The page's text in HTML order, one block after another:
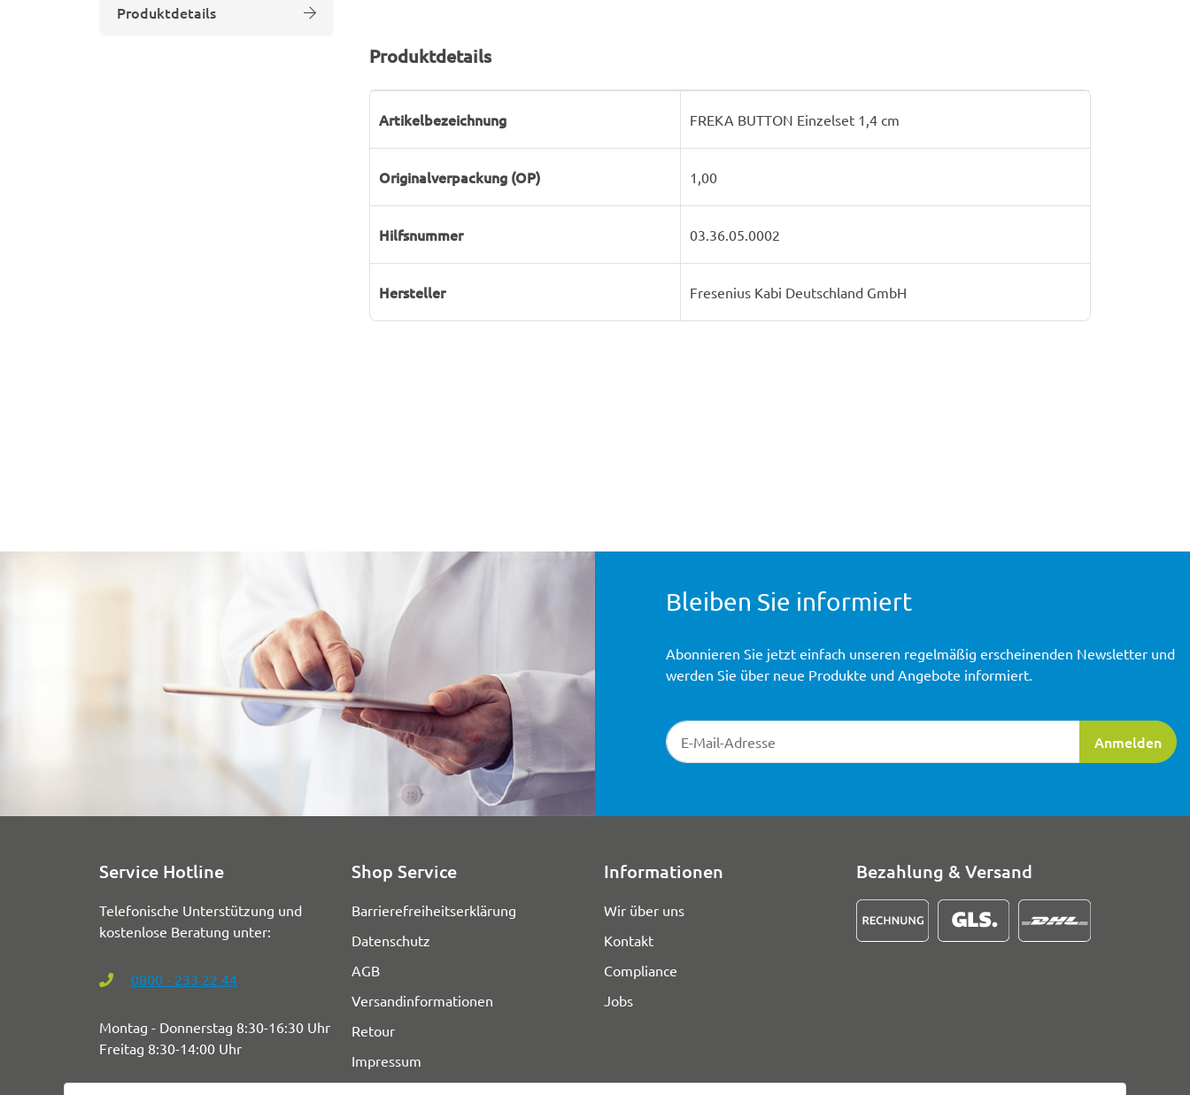
Produktdetails
Produktdetails
Artikelbezeichnung FREKA BUTTON Einzelset 1,4 cm
Originalverpackung (OP) 1,00
Hilfsnummer 03.36.05.0002
Hersteller Fresenius Kabi Deutschland GmbH
Bleiben Sie informiert
Newsletter-Registrierung
Anmelden
Abonnieren Sie jetzt einfach unseren regelmäßig erscheinenden Newsletter und
werden Sie über neue Produkte und Angebote informiert.
Service Hotline
Telefonische Unterstützung und
kostenlose Beratung unter:
0800 - 233 22 44
Montag - Donnerstag 8:30-16:30 Uhr
Freitag 8:30-14:00 Uhr
Shop Service
Barrierefreiheitserklärung
Datenschutz
AGB
Versandinformationen
Retour
Impressum
Informationen
Wir über uns
Kontakt
Compliance
Jobs
Bezahlung & Versand